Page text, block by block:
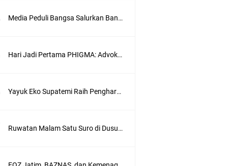
Media Peduli Bangsa Salurkan Bantuan Alat Bantu Jalan untuk Lansia
Hari Jadi Pertama PHIGMA: Advokat dan LBH Perkuat Soliditas di Jakarta
Yayuk Eko Supatemi Raih Penghargaan IGA Jatim, Inovasi Wayang Kulit untuk Anak Berkebutuhan Khusus
Ruwatan Malam Satu Suro di Dusun Kedungsekar Lor, Tradisi Luhur yang Terus Istiqomah